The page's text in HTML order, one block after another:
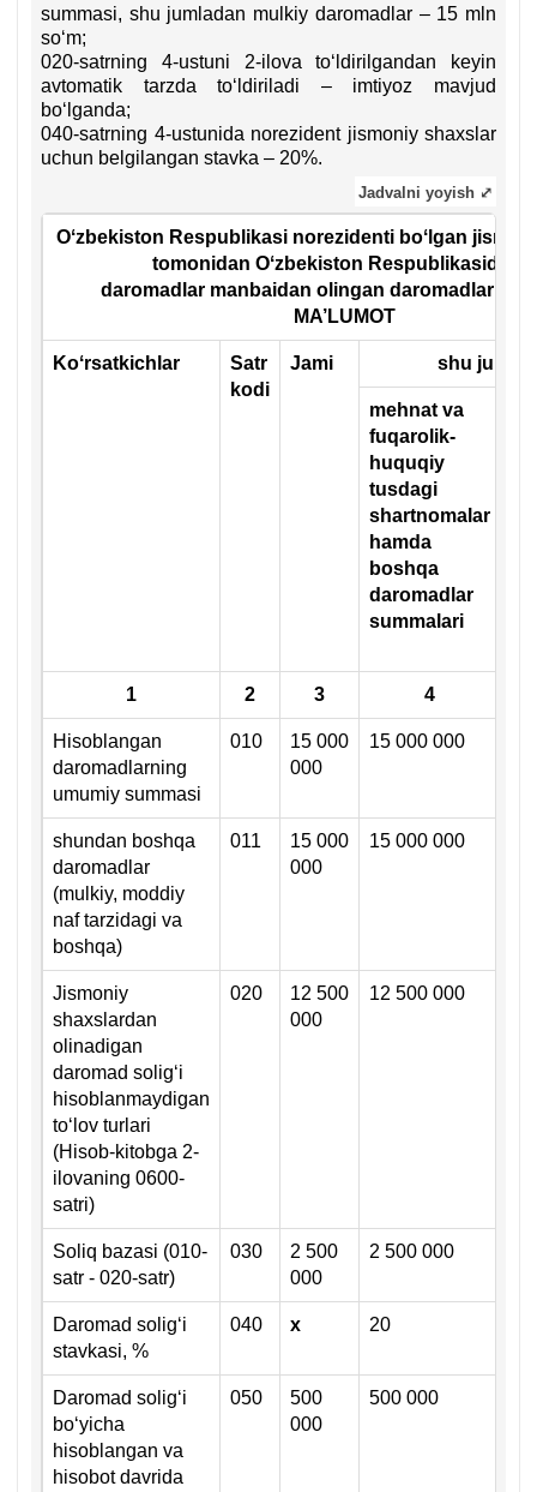
summasi, shu jumladan mulkiy daromadlar – 15 mln
soʻm;
020-satrning 4-ustuni 2-ilova toʻldirilgandan keyin
avtomatik tarzda toʻldiriladi – imtiyoz mavjud
boʻlganda;
040-satrning 4-ustunida norezident jismoniy shaхslar
uchun belgilangan stavka – 20%.
Oʻzbekiston Respublikasi norezidenti boʻlgan
tomonidan Oʻzbekiston Respublikasidagi
daromadlar manbaidan olingan daromadlar
MA’LUMOT
Koʻrsatkichlar
Satr
kodi
Jami shu
mehnat va
fuqarolik-
huquqiy
tusdagi
shartnomalar
hamda
boshqa
daromadlar
summalari
1 2 3 4
Hisoblangan
daromadlarning
umumiy summasi
010
15 000
000
15 000 000
shundan boshqa
daromadlar
(mulkiy, moddiy
naf tarzidagi va
boshqa)
011
15 000
000
15 000 000
Jismoniy
shaхslardan
olinadigan
daromad soligʻi
hisoblanmaydigan
toʻlov turlari
(Hisob-kitobga 2-
ilovaning 0600-
satri)
020
12 500
000
12 500 000
Soliq bazasi (010-
satr - 020-satr)
030
2 500
000
2 500 000
Daromad soligʻi
stavkasi, %
040 х 20
Daromad soligʻi
boʻyicha
hisoblangan va
hisobot davrida
050
500
000
500 000
Jadvalni yoyish ⤢